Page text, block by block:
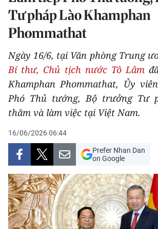
THỂ THAO
GIÁO DỤC
Y TẾ
KHOA HỌC - CÔNG NGHỆ
MÔI TRƯỜNG
BẠN ĐỌC
KIỂM CHỨNG THÔNG TIN
TRI THỨC CHUYÊN SÂU
54 DÂN TỘC VIỆT NAM
Tư pháp Lào Khamphan
Phommathat
Ngày 16/6, tại Văn phòng Trung
Bí thư, Chủ tịch nước Tô Lâm
Khamphan Phommathat, Ủy
Phó Thủ tướng, Bộ trưởng Tư
thăm và làm việc tại Việt Nam.
16/06/2026 06:44
Prefer Nhan Dan
on Google